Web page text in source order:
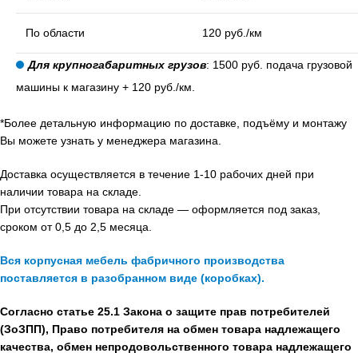
По области 120 руб./км
Для крупногабаритных грузов: 1500 руб. подача грузовой
машины к магазину + 120 руб./км.
*Более детальную информацию по доставке, подъёму и монтажу
Вы можете узнать у менеджера магазина.
Доставка осуществляется в течение 1-10 рабочих дней при
наличии товара на складе.
При отсутствии товара на складе — оформляется под заказ,
сроком от 0,5 до 2,5 месяца.
Вся корпусная мебель фабричного производства
поставляется в разобранном виде (коробках).
Согласно статье 25.1 Закона о защите прав потребителей
(ЗоЗПП), Право потребителя на обмен товара надлежащего
качества, обмен непродовольственного товара надлежащего